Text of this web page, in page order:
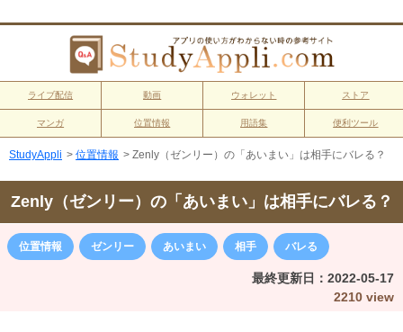
ライブ配信 動画 ウォレット ストア
マンガ 位置情報 用語集 便利ツール
StudyAppli > 位置情報 > Zenly（ゼンリー）の「あいまい」は相手にバレる？
Zenly（ゼンリー）の「あいまい」は相手にバレる？
位置情報 ゼンリー あいまい 相手 バレる
最終更新日： 2022-05-17
2210 view